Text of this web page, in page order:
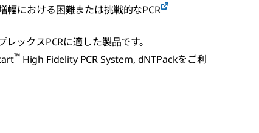
幅における困難または挑戦的なPCR
ックスPCRに適した製品です。
™High Fidelity PCR System, dNTPackをご利